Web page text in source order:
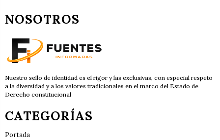
NOSOTROS
Nuestro sello de identidad es el rigor y las exclusivas, con especial respeto
a la diversidad y a los valores tradicionales en el marco del Estado de
Derecho constitucional
CATEGORÍAS
Portada